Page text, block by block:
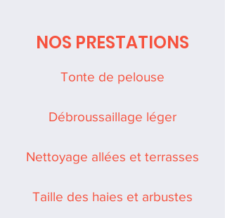
NOS PRESTATIONS
Tonte de pelouse
Débroussaillage léger
Nettoyage allées et terrasses
Taille des haies et arbustes